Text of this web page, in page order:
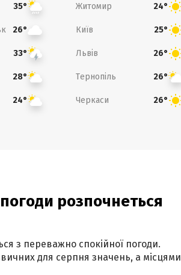
35° Житомир 24°
26° Київ 25°
33° Львів 26°
28° Тернопіль 26°
24° Черкаси 26°
розпочнеться
з переважно спокійної погоди.
для серпня значень, а місцями